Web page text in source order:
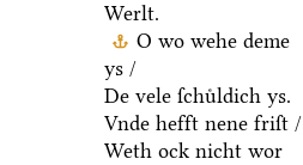
Werlt.
O wo wehe deme
ys /
De vele ſchuͤldich ys.
Vnde hefft nene friſt /
Weth ock nicht wor